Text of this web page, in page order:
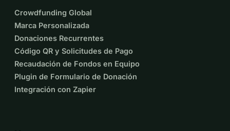
Crowdfunding Global
Marca Personalizada
Donaciones Recurrentes
Código QR y Solicitudes de Pago
Recaudación de Fondos en Equipo
Plugin de Formulario de Donación
Integración con Zapier